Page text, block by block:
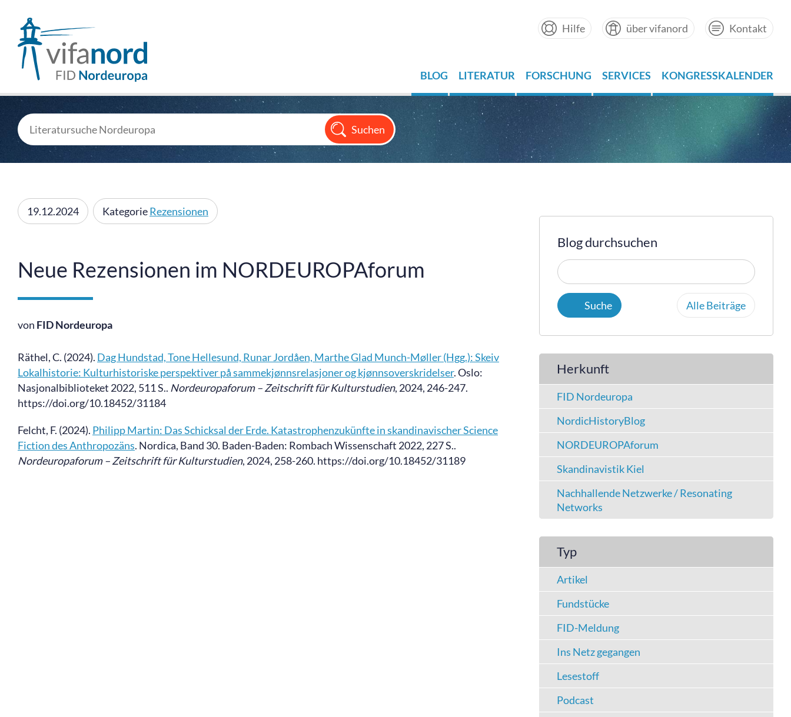
Hilfe über vifanord Kontakt
BLOG LITERATUR FORSCHUNG SERVICES KONGRESSKALENDER
19.12.2024 KategorieRezensionen
Neue Rezensionen im NORDEUROPAforum
von FID Nordeuropa
Räthel, C. (2024). Dag Hundstad, Tone Hellesund, Runar Jordåen, Marthe Glad Munch-Møller (Hgg.): Skeiv
Lokalhistorie: Kulturhistoriske perspektiver på sammekjønnsrelasjoner og kjønnsoverskridelser. Oslo:
Nasjonalbiblioteket 2022, 511 S.. Nordeuropaforum –Zeitschrift für Kulturstudien, 2024, 246-247.
https://doi.org/10.18452/31184
Felcht, F. (2024). Philipp Martin: Das Schicksal der Erde. Katastrophenzukünfte in skandinavischer Science
Fiction des Anthropozäns. Nordica, Band 30. Baden-Baden: Rombach Wissenschaft 2022, 227 S..
Nordeuropaforum –Zeitschrift für Kulturstudien, 2024, 258-260. https://doi.org/10.18452/31189
Blog durchsuchen
Alle Beiträge
Herkunft
FID Nordeuropa
NordicHistoryBlog
NORDEUROPAforum
Skandinavistik Kiel
Nachhallende Netzwerke / Resonating
Networks
Typ
Artikel
Fundstücke
FID-Meldung
Ins Netz gegangen
Lesestoff
Podcast